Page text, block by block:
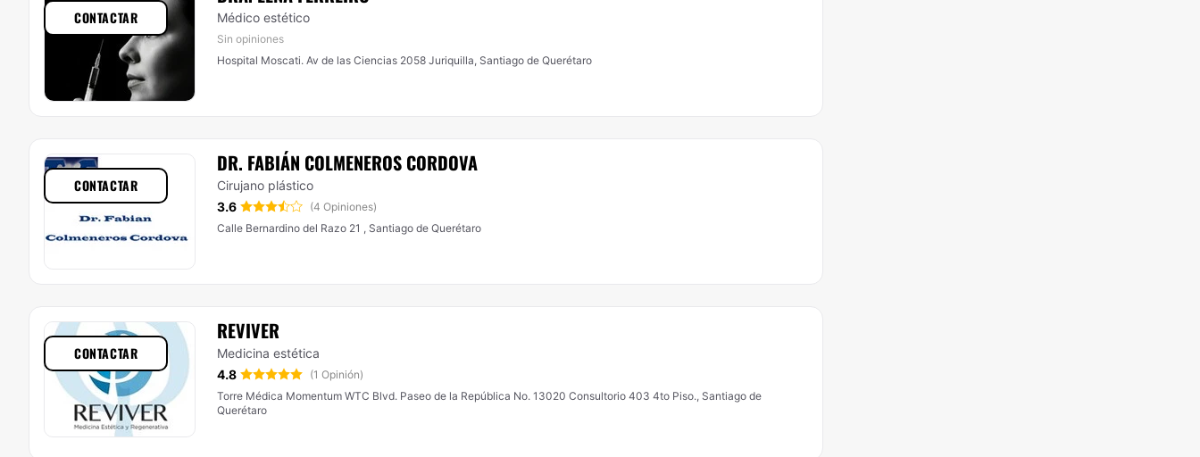
Médico estético
Sin opiniones
Hospital Moscati. Av de las Ciencias 2058 Juriquilla, Santiago de Querétaro
CONTACTAR
DR. FABIÁN COLMENEROS CORDOVA
Cirujano plástico
3.6
(4 Opiniones)
Calle Bernardino del Razo 21 , Santiago de Querétaro
CONTACTAR
REVIVER
Medicina estética
4.8
(1 Opinión)
Torre Médica Momentum WTC Blvd. Paseo de la República No. 13020 Consultorio 403 4to Piso., Santiago de
Querétaro
CONTACTAR